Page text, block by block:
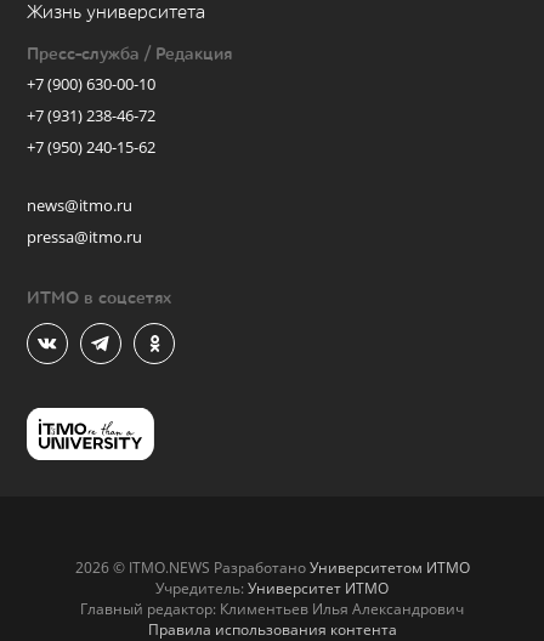
Жизнь университета
Пресс-служба / Редакция
+7 (900) 630-00-10
+7 (931) 238-46-72
+7 (950) 240-15-62
news@itmo.ru
pressa@itmo.ru
ИТМО в соцсетях
2026 © ITMO.NEWS РазработаноУниверситетом ИТМО
Учредитель: Университет ИТМО
Главный редактор: Климентьев Илья Александрович
Правила использования контента